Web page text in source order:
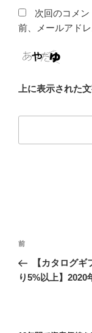
次回のコメ
前、メールアド
上に表示された
投
ナ
前
の
投
前
【カタログ
り5%以上】